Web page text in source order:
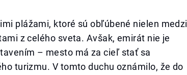
plážami, ktoré sú obľúbené nielen medzi
z celého sveta. Avšak, emirát nie je
– mesto má za cieľ stať sa
turizmu. V tomto duchu oznámilo, že do